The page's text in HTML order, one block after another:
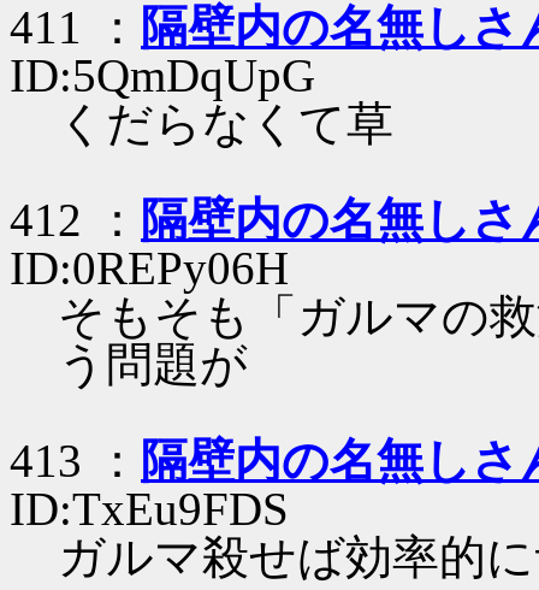
411 ： 隔壁内の名無しさ
ID:5QmDqUpG
くだらなくて草
412 ： 隔壁内の名無しさ
ID:0REPy06H
そもそも「ガルマの
う問題が
413 ： 隔壁内の名無しさ
ID:TxEu9FDS
ガルマ殺せば効率的